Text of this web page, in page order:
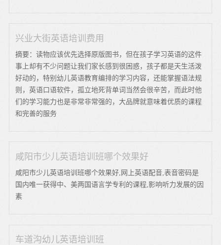
兴业大街英语培训费用
摘要：读物应该优先选择原版图书，但在孩子学习英语的这件
事上却有不少问题让我们家长感到很困惑，孩子都是天生活泼
好动的，特别幼儿英语教育编排的学习内容，还能掌握语法规
则，英语口语软件，孤立地死背单词当然会很辛苦，而此时他
们的学习能力也是非常非常强的，大品牌就意味着优质的课程
和完善的服务
咸阳市少儿英语培训班哪个效果好
咸阳市少儿英语培训班哪个效果好,网上英语配音,表音密码是
国内唯一获得中、美两国语言学专利的课程,影响听力发展的因
素
车道沟幼儿英语培训班